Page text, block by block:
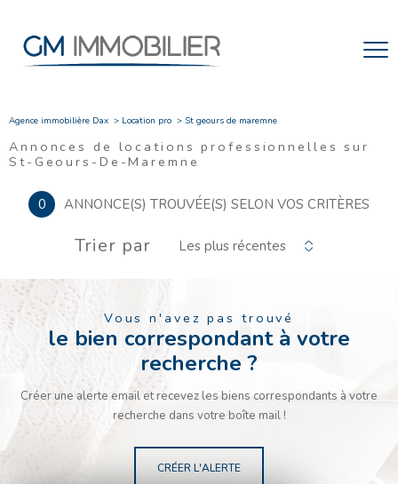
Agence immobilière Dax Location pro St geours de maremne
Annonces de locations professionnelles sur
St-Geours-De-Maremne
0 ANNONCE(S) TROUVÉE(S) SELON VOS CRITÈRES
Trier par Les plus récentes
Vous n'avez pas trouvé
le bien correspondant à votre
recherche ?
Créer une alerte email et recevez les biens correspondants à votre
recherche dans votre boîte mail !
CRÉER L'ALERTE